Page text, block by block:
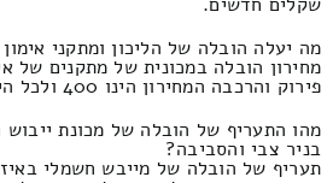
מה יעלה הובלה של הליכון ומתקני
מחירון הובלה במכונית של מתקנים של
פירוק והרכבה המחירון הינו 400 ולכל היותר 190 שקלים.
מהו התעריף של הובלה של מכונת ייבוש
בניר צבי והסביבה?
תעריף של הובלה של מייבש חשמלי